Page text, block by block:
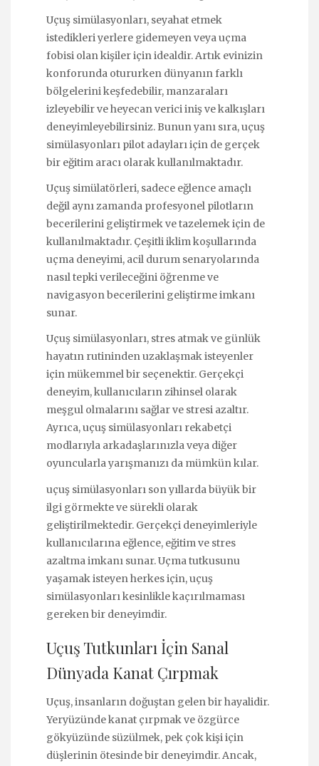
Uçuş simülasyonları, seyahat etmek
istedikleri yerlere gidemeyen veya uçma
fobisi olan kişiler için idealdir. Artık evinizin
konforunda otururken dünyanın farklı
bölgelerini keşfedebilir, manzaraları
izleyebilir ve heyecan verici iniş ve kalkışları
deneyimleyebilirsiniz. Bunun yanı sıra, uçuş
simülasyonları pilot adayları için de gerçek
bir eğitim aracı olarak kullanılmaktadır.
Uçuş simülatörleri, sadece eğlence amaçlı
değil aynı zamanda profesyonel pilotların
becerilerini geliştirmek ve tazelemek için de
kullanılmaktadır. Çeşitli iklim koşullarında
uçma deneyimi, acil durum senaryolarında
nasıl tepki verileceğini öğrenme ve
navigasyon becerilerini geliştirme imkanı
sunar.
Uçuş simülasyonları, stres atmak ve günlük
hayatın rutininden uzaklaşmak isteyenler
için mükemmel bir seçenektir. Gerçekçi
deneyim, kullanıcıların zihinsel olarak
meşgul olmalarını sağlar ve stresi azaltır.
Ayrıca, uçuş simülasyonları rekabetçi
modlarıyla arkadaşlarınızla veya diğer
oyuncularla yarışmanızı da mümkün kılar.
uçuş simülasyonları son yıllarda büyük bir
ilgi görmekte ve sürekli olarak
geliştirilmektedir. Gerçekçi deneyimleriyle
kullanıcılarına eğlence, eğitim ve stres
azaltma imkanı sunar. Uçma tutkusunu
yaşamak isteyen herkes için, uçuş
simülasyonları kesinlikle kaçırılmaması
gereken bir deneyimdir.
Uçuş Tutkunları İçin Sanal
Dünyada Kanat Çırpmak
Uçuş, insanların doğuştan gelen bir hayalidir.
Yeryüzünde kanat çırpmak ve özgürce
gökyüzünde süzülmek, pek çok kişi için
düşlerinin ötesinde bir deneyimdir. Ancak,